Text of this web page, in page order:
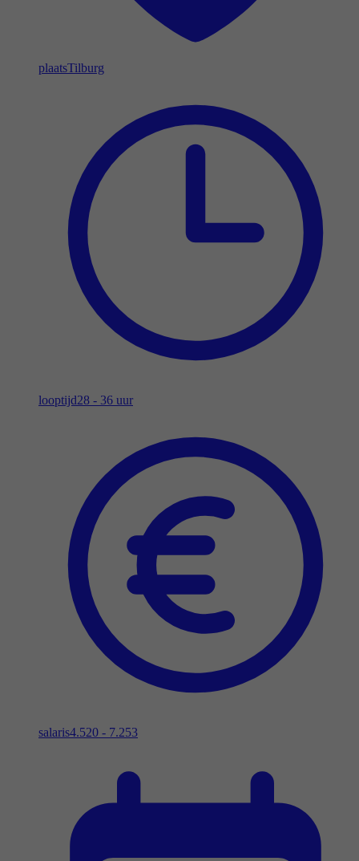
plaatsTilburg
looptijd28 - 36 uur
salaris4.520 - 7.253